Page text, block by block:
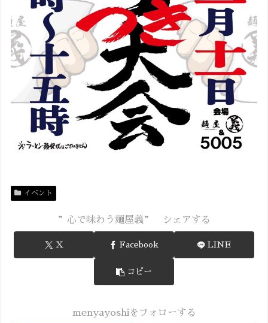
イベント
”心で味わう麺屋義” シェアする
X Facebook LINE
コピー
menyayoshiをフォローする